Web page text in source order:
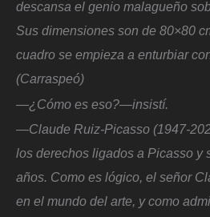
descansa el genio malagueño
Sus dimensiones son de 80×80
cuadro se empieza a enturbiar
(Carraspeó)
—¿Cómo es eso?—insistí.
—Claude Ruiz-Picasso (1947-
los derechos ligados a Picasso y
años. Como es lógico, el señor
en el mundo del arte, y como